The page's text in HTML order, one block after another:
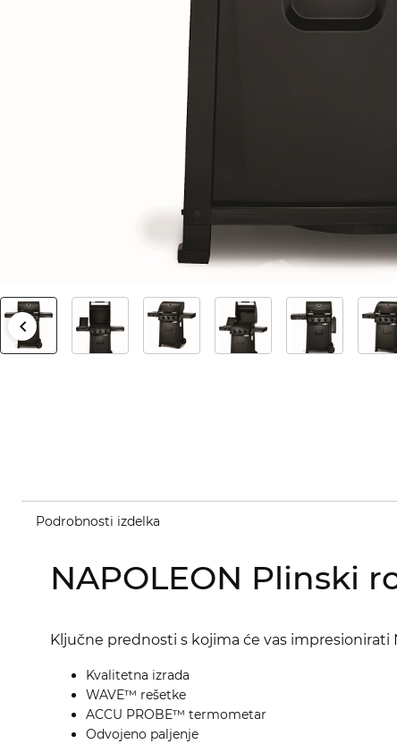
Podrobnosti izdelka
NAPOLEON Plinski
Ključne prednosti s kojima će vas impresionirati
Kvalitetna izrada
WAVE™ rešetke
ACCU PROBE™ termometar
Odvojeno paljenje